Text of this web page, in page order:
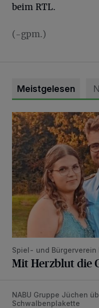
beim RTL.
(-gpm.)
Meistgelesen
Mit Herzblut die
Spiel- und
Mit Herzblut die
Vorbildlicher Einsatz für
NABU Gruppe Jüchen
Schwalbenplakette